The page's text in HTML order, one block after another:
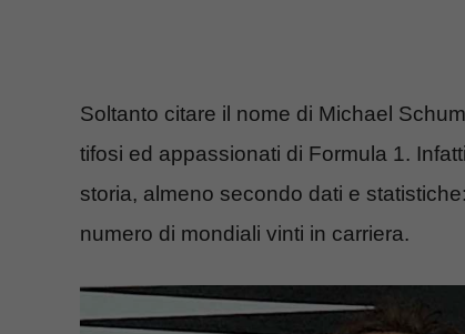
Soltanto citare il nome di Michael
tifosi ed appassionati di Formula 1.
storia, almeno secondo dati e
numero di mondiali vinti in carriera.